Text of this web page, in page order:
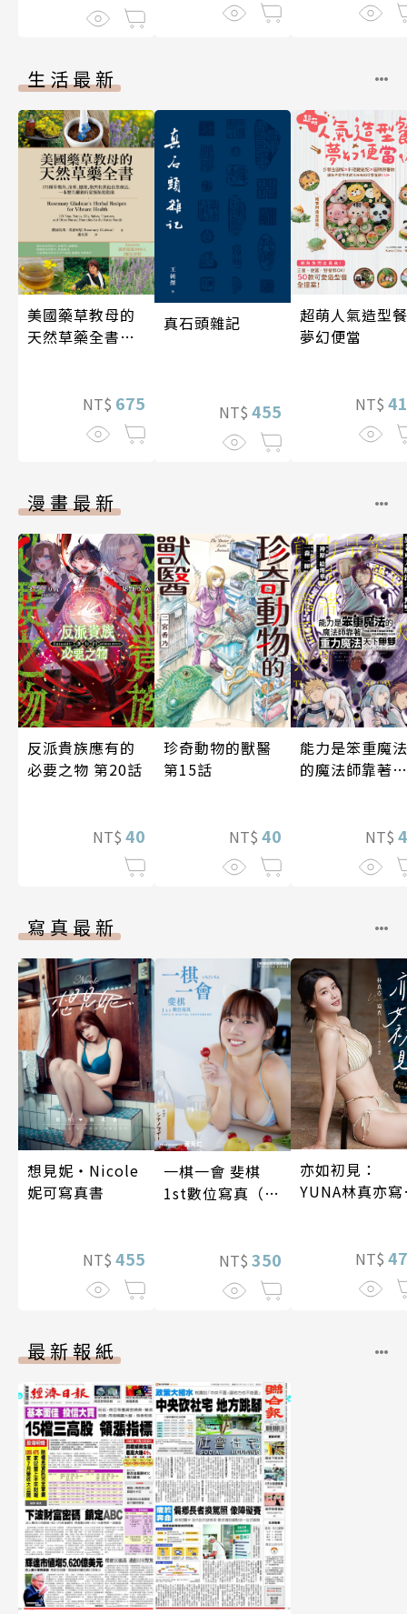
生活最新
美國藥草教母的
天然草藥全書
NT$ 675
真石頭雜記
NT$ 455
超萌人氣造型
夢幻便當
NT$
漫畫最新
反派貴族應有的
必要之物 第20話
NT$ 40
珍奇動物的獸醫
第15話
NT$ 40
能力是笨重魔法
的魔法師靠著重
概念的世界裡，
少年成為萬有引
力之王～ 第18
NT$
寫真最新
想見妮‧Nicole
妮可寫真書
NT$ 455
一棋一會 斐棋
1st數位寫真（含
NT$ 350
亦如初見：
YUNA林真亦寫
NT$
最新報紙